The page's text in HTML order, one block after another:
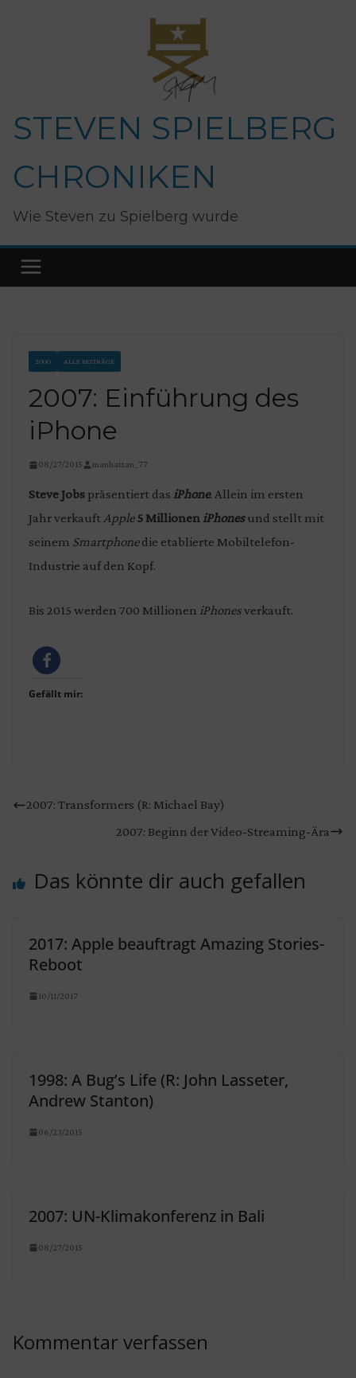
STEVEN SPIELBERG
CHRONIKEN
Wie Steven zu Spielberg wurde
2000 ALLE BEITRÄGE
2007: Einführung des
iPhone
08/27/2015 manhattan_77
Steve Jobs präsentiert das iPhone. Allein im ersten
Jahr verkauftApple 5 MillioneniPhonesund stellt mit
seinem Smartphonedie etablierte Mobiltelefon-
Industrie auf den Kopf.
Bis 2015 werden 700 Millionen iPhonesverkauft.
Gefällt mir:
2007: Transformers (R: Michael Bay)
2007: Beginn der Video-Streaming-Ära
Das könnte dir auch gefallen
2017: Apple beauftragt Amazing Stories-
Reboot
10/11/2017
1998: A Bug’s Life (R: John Lasseter,
Andrew Stanton)
06/23/2015
2007: UN-Klimakonferenz in Bali
08/27/2015
Kommentar verfassen